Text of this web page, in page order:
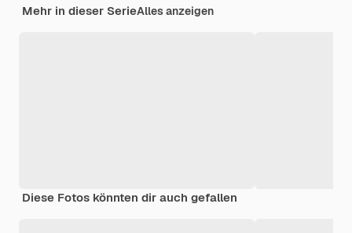
Mehr in dieser SerieAlles anzeigen
Diese Fotos könnten dir auch gefallen